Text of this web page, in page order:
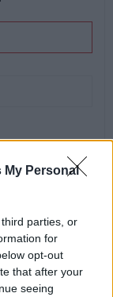
My Personal
parties, or
for
opt-out
that after your
seeing
par izdevumu *